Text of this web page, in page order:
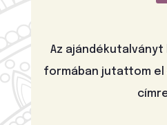
Az
formában jutattom el